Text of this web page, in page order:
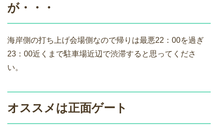
が・・・
海岸側の打ち上げ会場側なので帰りは最悪22：00を過ぎ
23：00近くまで駐車場近辺で渋滞すると思ってくださ
い。
オススメは正面ゲート